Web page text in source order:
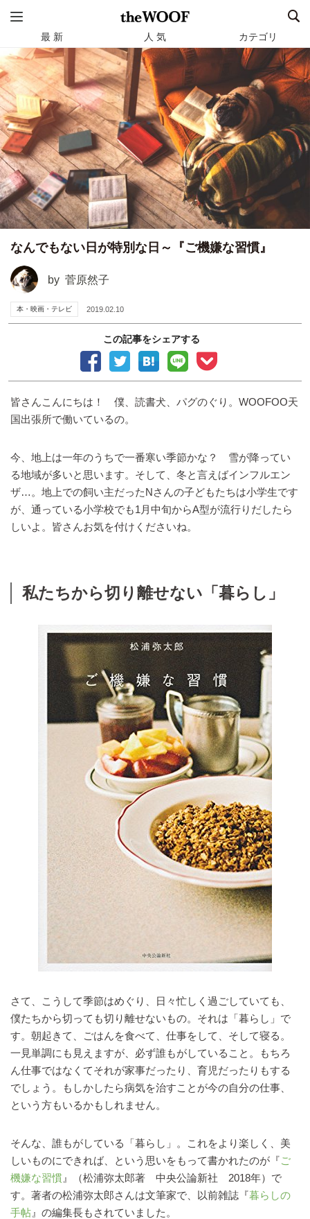
最 新 人 気 カテゴリ
なんでもない日が特別な日～『ご機嫌な習慣』
by 菅原然子
本・映画・テレビ 2019.02.10
この記事をシェアする
皆さんこんにちは！ 僕、読書犬、パグのぐり。WOOFOO天
国出張所で働いているの。
今、地上は一年のうちで一番寒い季節かな？ 雪が降ってい
る地域が多いと思います。そして、冬と言えばインフルエン
ザ…。地上での飼い主だったNさんの子どもたちは小学生です
が、通っている小学校でも1月中旬からA型が流行りだしたら
しいよ。皆さんお気を付けくださいね。
私たちから切り離せない「暮らし」
さて、こうして季節はめぐり、日々忙しく過ごしていても、
僕たちから切っても切り離せないもの。それは「暮らし」で
す。朝起きて、ごはんを食べて、仕事をして、そして寝る。
一見単調にも見えますが、必ず誰もがしていること。もちろ
ん仕事ではなくてそれが家事だったり、育児だったりもする
でしょう。もしかしたら病気を治すことが今の自分の仕事、
という方もいるかもしれません。
そんな、誰もがしている「暮らし」。これをより楽しく、美
しいものにできれば、という思いをもって書かれたのが『ご
機嫌な習慣 』（松浦弥太郎著 中央公論新社 2018年）で
す。著者の松浦弥太郎さんは文筆家で、以前雑誌『暮らしの
手帖 』の編集長もされていました。